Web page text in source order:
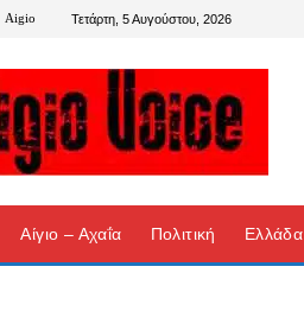
Aigio Τετάρτη, 5 Αυγούστου, 2026
Αίγιο – Αχαΐα Πολιτική Ελλάδα